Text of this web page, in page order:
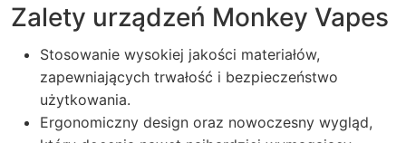
Zalety urządzeń Monkey Vapes
Stosowanie wysokiej jakości materiałów,
zapewniających trwałość i bezpieczeństwo
użytkowania.
Ergonomiczny design oraz nowoczesny wygląd,